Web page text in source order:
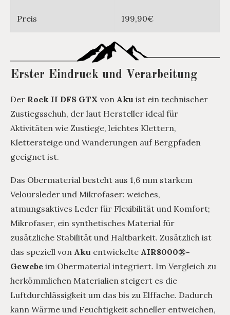
Preis 199,90€
Erster Eindruck und Verarbeitung
Der Rock II DFS GTX von Aku ist ein technischer
Zustiegsschuh, der laut Hersteller ideal für
Aktivitäten wie Zustiege, leichtes Klettern,
Klettersteige und Wanderungen auf Bergpfaden
geeignet ist.
Das Obermaterial besteht aus 1,6 mm starkem
Veloursleder und Mikrofaser: weiches,
atmungsaktives Leder für Flexibilität und Komfort;
Mikrofaser, ein synthetisches Material für
zusätzliche Stabilität und Haltbarkeit. Zusätzlich ist
das speziell von Aku entwickelte AIR8000®-
Gewebe im Obermaterial integriert. Im Vergleich zu
herkömmlichen Materialien steigert es die
Luftdurchlässigkeit um das bis zu Elffache. Dadurch
kann Wärme und Feuchtigkeit schneller entweichen,